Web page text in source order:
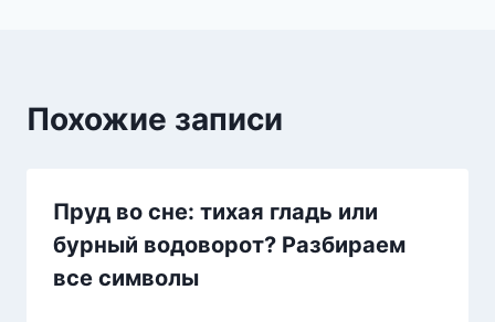
Похожие записи
Пруд во сне: тихая гладь или
бурный водоворот? Разбираем
все символы